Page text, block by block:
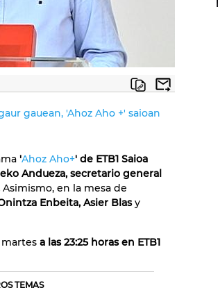
gauean, 'Ahoz Aho +' saioan
'Ahoz Aho+' de ETB1 Saioa
Andueza, secretario general
Asimismo, en la mesa de
Enbeita, Asier Blasy
a las 23:25 horas en ETB1
TEMAS